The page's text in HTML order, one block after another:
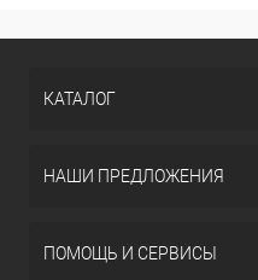
КАТАЛОГ
НАШИ ПРЕДЛОЖЕНИЯ
ПОМОЩЬ И СЕРВИСЫ